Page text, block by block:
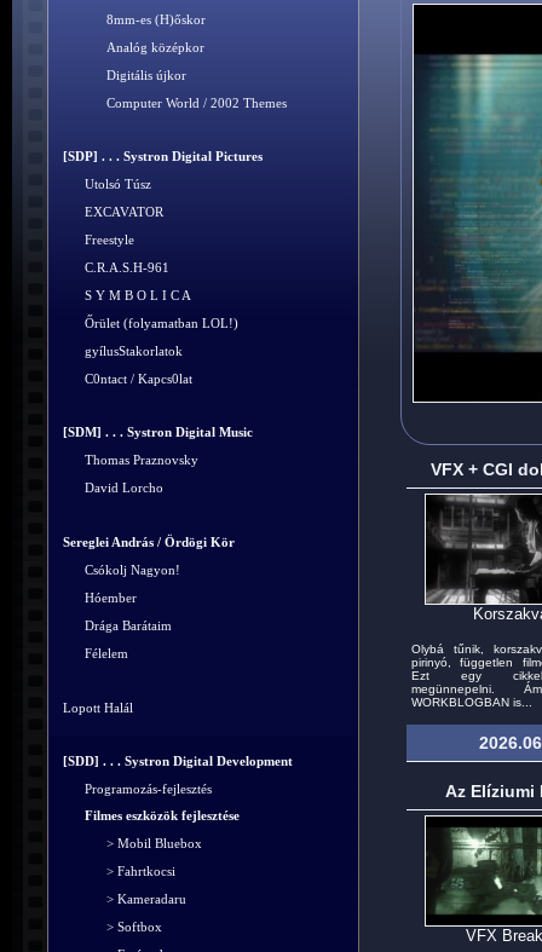
8mm-es (H)őskor
Analóg középkor
Digitális újkor
Computer World / 2002 Themes
[SDP] . . . Systron Digital Pictures
Utolsó Túsz
EXCAVATOR
Freestyle
C.R.A.S.H-961
S Y M B O L I C A
Őrület (folyamatban LOL!)
gyílusStakorlatok
C0ntact / Kapcs0lat
[SDM] . . . Systron Digital Music
Thomas Praznovsky
David Lorcho
Sereglei András / Ördögi Kör
Csókolj Nagyon!
Hóember
Drága Barátaim
Félelem
Lopott Halál
[SDD] . . . Systron Digital Development
Programozás-fejlesztés
Filmes eszközök fejlesztése
> Mobil Bluebox
> Fahrtkocsi
> Kameradaru
> Softbox
VFX + CGI
Olybá tűnik,
pirinyó, független
Ezt egy cikkel
megünnepelni.
WORKBLOGBAN is...
Az Elíziumi
VFX